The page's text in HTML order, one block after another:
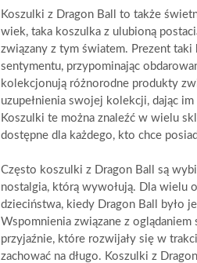
Koszulki z Dragon Ball to także
wiek, taka koszulka z ulubioną
związany z tym światem. Prezent
sentymentu, przypominając
kolekcjonują różnorodne produkty
uzupełnienia swojej kolekcji, dając
Koszulki te można znaleźć w wielu
dostępne dla każdego, kto chce
Często koszulki z Dragon Ball są
nostalgia, którą wywołują. Dla wielu
dzieciństwa, kiedy Dragon Ball było
Wspomnienia związane z
przyjaźnie, które rozwijały się w
zachować na długo. Koszulki z